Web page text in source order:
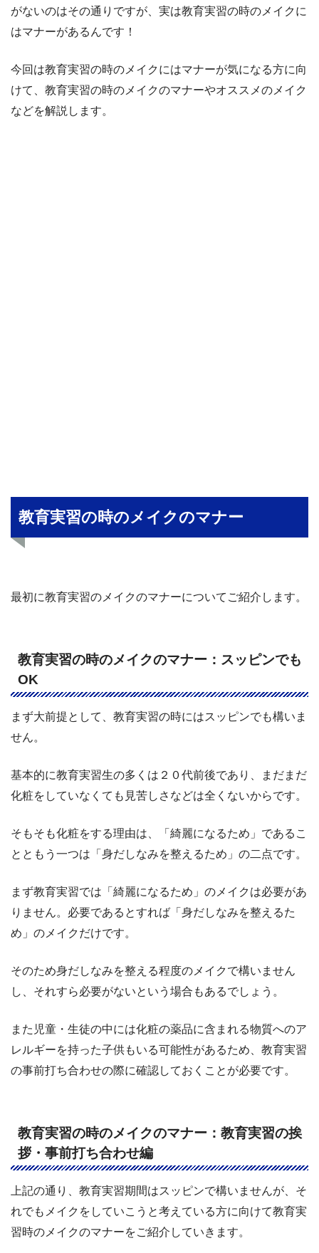
がないのはその通りですが、実は教育実習の時のメイクに
はマナーがあるんです！
今回は教育実習の時のメイクにはマナーが気になる方に向
けて、教育実習の時のメイクのマナーやオススメのメイク
などを解説します。
教育実習の時のメイクのマナー
最初に教育実習のメイクのマナーについてご紹介します。
教育実習の時のメイクのマナー：スッピンでも
OK
まず大前提として、教育実習の時にはスッピンでも構いま
せん。
基本的に教育実習生の多くは２０代前後であり、まだまだ
化粧をしていなくても見苦しさなどは全くないからです。
そもそも化粧をする理由は、「綺麗になるため」であるこ
とともう一つは「身だしなみを整えるため」の二点です。
まず教育実習では「綺麗になるため」のメイクは必要があ
りません。必要であるとすれば「身だしなみを整えるた
め」のメイクだけです。
そのため身だしなみを整える程度のメイクで構いません
し、それすら必要がないという場合もあるでしょう。
また児童・生徒の中には化粧の薬品に含まれる物質へのア
レルギーを持った子供もいる可能性があるため、教育実習
の事前打ち合わせの際に確認しておくことが必要です。
教育実習の時のメイクのマナー：教育実習の挨
拶・事前打ち合わせ編
上記の通り、教育実習期間はスッピンで構いませんが、そ
れでもメイクをしていこうと考えている方に向けて教育実
習時のメイクのマナーをご紹介していきます。